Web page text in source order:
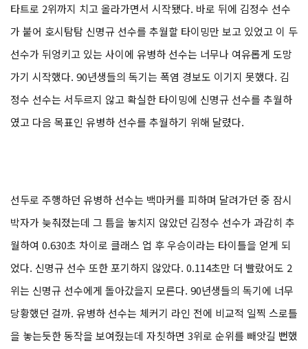
타트로 2위까지 치고 올라가면서 시작됐다. 바로 뒤에 김정수 선수
가 붙어 호시탐탐 신명규 선수를 추월할 타이밍만 보고 있었고 이 두
선수가 뒤엉키고 있는 사이에 유병하 선수는 너무나 여유롭게 도망
가기 시작했다. 90년생들의 독기는 폭염 경보도 이기지 못했다. 김
정수 선수는 서두르지 않고 확실한 타이밍에 신명규 선수를 추월하
였고 다음 목표인 유병하 선수를 추월하기 위해 달렸다.
선두로 주행하던 유병하 선수는 백마커를 피하며 달려가던 중 잠시
박자가 늦춰졌는데 그 틈을 놓치지 않았던 김정수 선수가 과감히 추
월하여 0.630초 차이로 클래스 업 후 우승이라는 타이틀을 얻게 되
었다. 신명규 선수 또한 포기하지 않았다. 0.114초만 더 빨랐어도 2
위는 신명규 선수에게 돌아갔을지 모른다. 90년생들의 독기에 너무
당황했던 걸까. 유병하 선수는 체커기 라인 전에 비교적 일찍 스로틀
을 놓는듯한 동작을 보여줬는데 자칫하면 3위로 순위를 빼앗길 뻔했